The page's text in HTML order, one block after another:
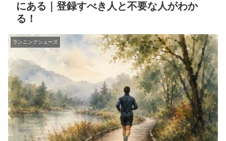
にある｜登録すべき人と不要な人がわか
る！
ランニングシューズ